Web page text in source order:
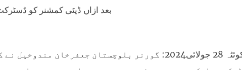
بعد ازاں ڈپٹی کمشنر کو
کوئٹہ 28 جولائی2024: گورنر بلوچستان